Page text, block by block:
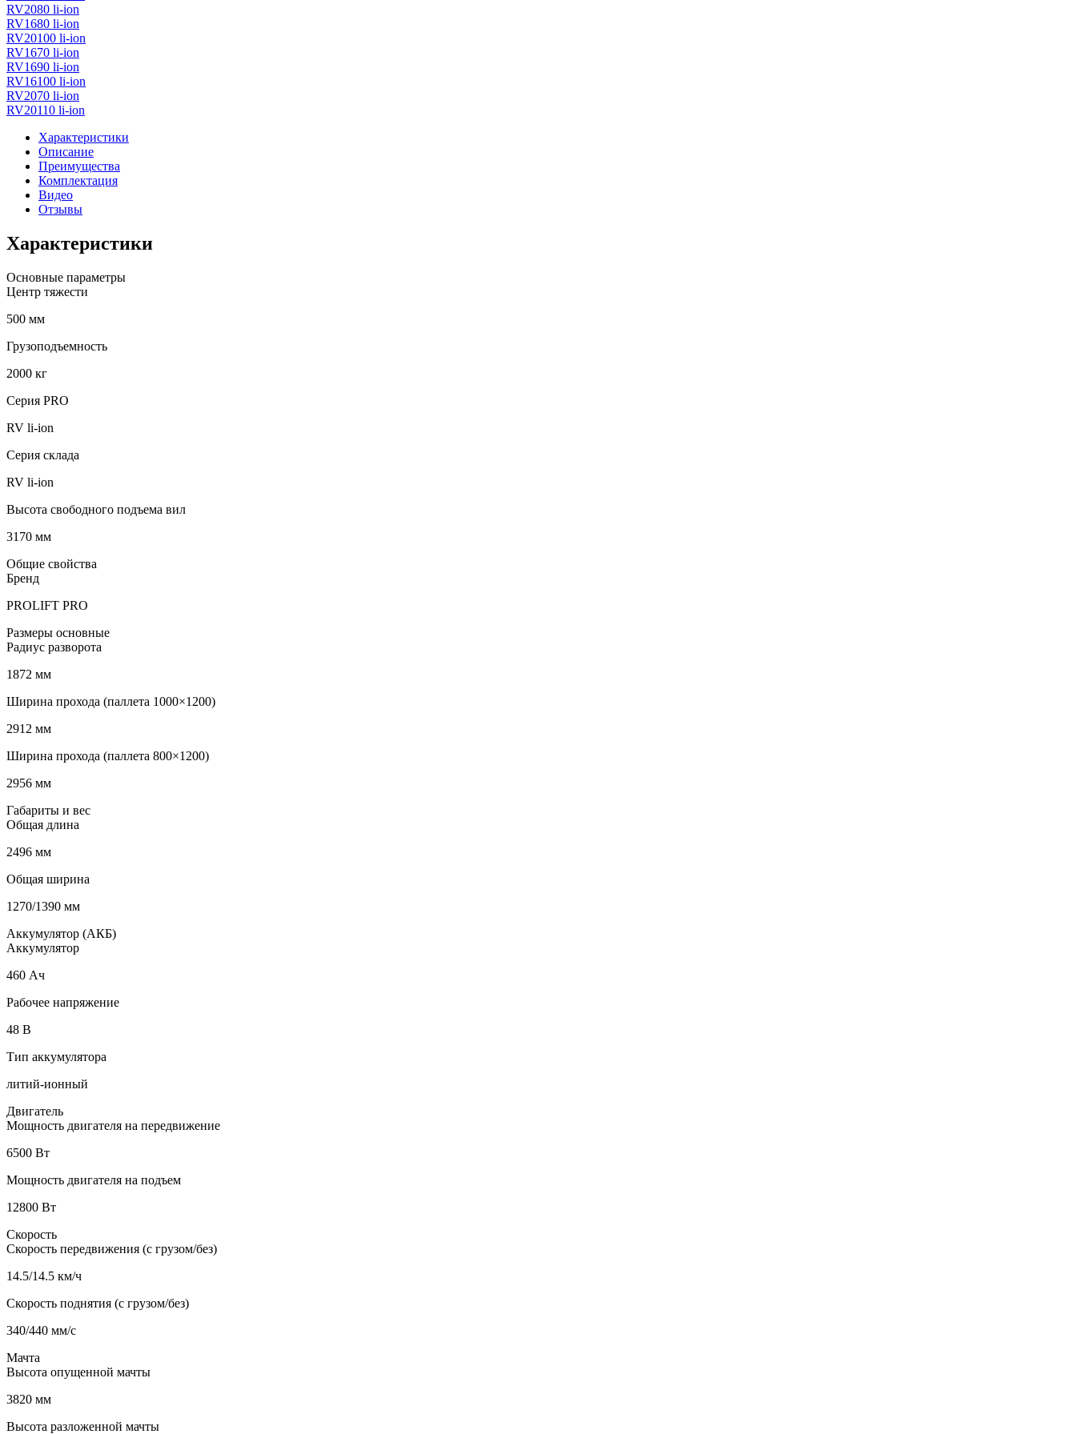
RV2080 li-ion
RV1680 li-ion
RV20100 li-ion
RV1670 li-ion
RV1690 li-ion
RV16100 li-ion
RV2070 li-ion
RV20110 li-ion
Характеристики
Описание
Преимущества
Комплектация
Видео
Отзывы
Характеристики
Основные параметры
Центр тяжести
500 мм
Грузоподъемность
2000 кг
Серия PRO
RV li-ion
Серия склада
RV li-ion
Высота свободного подъема вил
3170 мм
Общие свойства
Бренд
PROLIFT PRO
Размеры основные
Радиус разворота
1872 мм
Ширина прохода (паллета 1000×1200)
2912 мм
Ширина прохода (паллета 800×1200)
2956 мм
Габариты и вес
Общая длина
2496 мм
Общая ширина
1270/1390 мм
Аккумулятор (АКБ)
Аккумулятор
460 Ач
Рабочее напряжение
48 В
Тип аккумулятора
литий-ионный
Двигатель
Мощность двигателя на передвижение
6500 Вт
Мощность двигателя на подъем
12800 Вт
Скорость
Скорость передвижения (с грузом/без)
14.5/14.5 км/ч
Скорость поднятия (с грузом/без)
340/440 мм/с
Мачта
Высота опущенной мачты
3820 мм
Высота разложенной мачты